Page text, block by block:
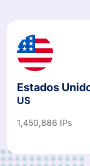
Estados
US
1,450,886 IPs